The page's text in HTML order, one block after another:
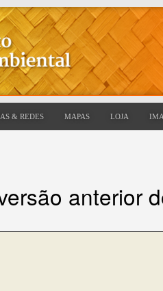
& REDES MAPAS LOJA
anterior